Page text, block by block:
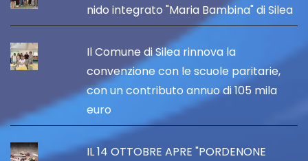
nido integrato "Maria Bambina" di Silea
Il Comune di Silea rinnova la
convenzione con le scuole paritarie,
con un contributo annuo di 105 mila
euro
IL 14 OTTOBRE APRE "PORDENONE